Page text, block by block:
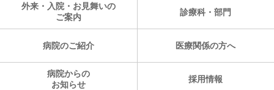
外来・入院・お見舞いの
ご案内
診療科・部門
病院のご紹介 医療関係の方へ
病院からの
お知らせ
採用情報